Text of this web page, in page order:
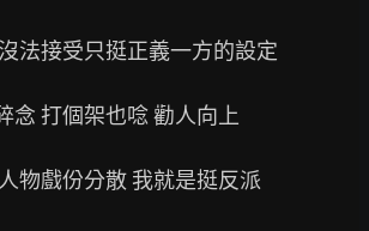
法接受只挺正義一方的設定
念 打個架也唸 勸人向上
物戲份分散 我就是挺反派